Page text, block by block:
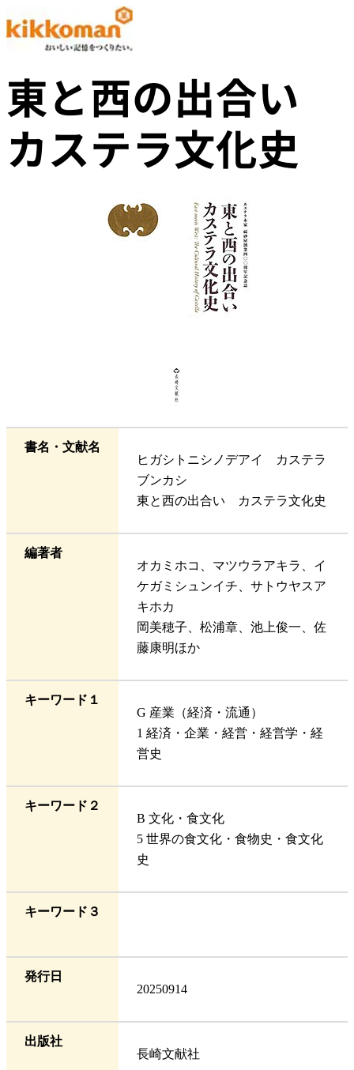
東と西の出合い
カステラ文化史
書名・文献名
ヒガシトニシノデアイ カステラ
ブンカシ
東と西の出合い カステラ文化史
編著者
オカミホコ、マツウラアキラ、イ
ケガミシュンイチ、サトウヤスア
キホカ
岡美穂子、松浦章、池上俊一、佐
藤康明ほか
キーワード１
G 産業（経済・流通）
1 経済・企業・経営・経営学・経
営史
キーワード２
B 文化・食文化
5 世界の食文化・食物史・食文化
史
キーワード３
発行日
20250914
出版社
長崎文献社